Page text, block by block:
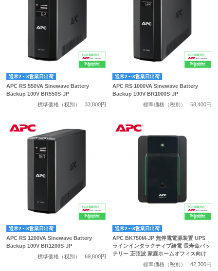
通常2～3営業日出荷
APC RS 550VA Sinewave Battery
Backup 100V BR550S-JP
標準価格（税別）
33,800円
通常2～3営業日出荷
APC RS 1000VA Sinewave Battery
Backup 100V BR1000S-JP
標準価格（税別）
58,400円
通常2～3営業日出荷
APC RS 1200VA Sinewave Battery
Backup 100V BR1200S-JP
標準価格（税別）
69,800円
通常2～3営業日出荷
APC BK750M-JP 無停電電源装置 UPS
ラインインタラクティブ給電 長寿命バッ
テリー 正弦波 家庭ホームオフィス向け
標準価格（税別）
42,300円